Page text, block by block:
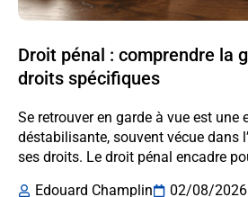
Droit pénal : comprendre la
droits spécifiques
Se retrouver en garde à vue est une
déstabilisante, souvent vécue dans
ses droits. Le droit pénal encadre
Edouard Champlin
02/08/2026